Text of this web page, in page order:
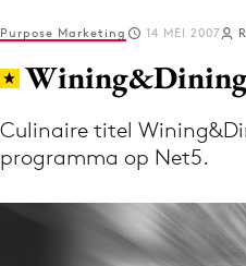
Log in
Volg het laatste
Purpose Marketing 14 MEI 2007
Culinaire titel
programma op Net5.